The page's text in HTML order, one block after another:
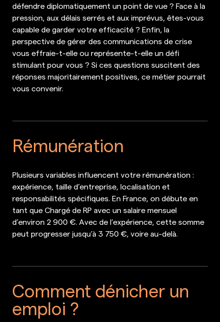
défendre diplomatiquement un point de vue ? Face à la
pression, aux délais serrés et aux imprévus, êtes-vous
capable de garder votre efficacité ? Enfin, la
perspective de gérer des communications de crise
vous effraie-t-elle ou représente-t-elle un défi
stimulant pour vous ? Si ces questions suscitent des
réponses majoritairement positives, ce métier pourrait
vous convenir.
Rémunération
Plusieurs variables influencent votre rémunération :
expérience, taille d’entreprise, localisation et
responsabilités spécifiques. En France, on débute en
tant que Chargé de RP avec un salaire mensuel
d’environ 2 900 €. Avec de l’expérience, cette somme
peut progresser jusqu’à 3 750 €, voire au-delà.
Comment dénicher un
emploi ?